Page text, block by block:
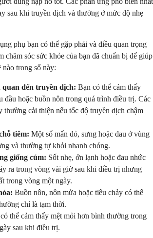
sau khi truyền dịch và thường ở mức độ nhẹ
phụ bạn có thể gặp phải và điều quan trọng
chăm sóc sức khỏe của bạn đã chuẩn bị để giúp
trong số này:
quan đến truyền dịch: Bạn có thể cảm thấy
đầu hoặc buồn nôn trong quá trình điều trị. Các
thường cải thiện nếu tốc độ truyền dịch chậm
tiêm: Một số mẩn đỏ, sưng hoặc đau ở vùng
và thường tự khỏi nhanh chóng.
giống cúm: Sốt nhẹ, ớn lạnh hoặc đau nhức
ra trong vòng vài giờ sau khi điều trị nhưng
trong vòng một ngày.
Buồn nôn, nôn mửa hoặc tiêu chảy có thể
chỉ là tạm thời.
thể cảm thấy mệt mỏi hơn bình thường trong
sau khi điều trị.